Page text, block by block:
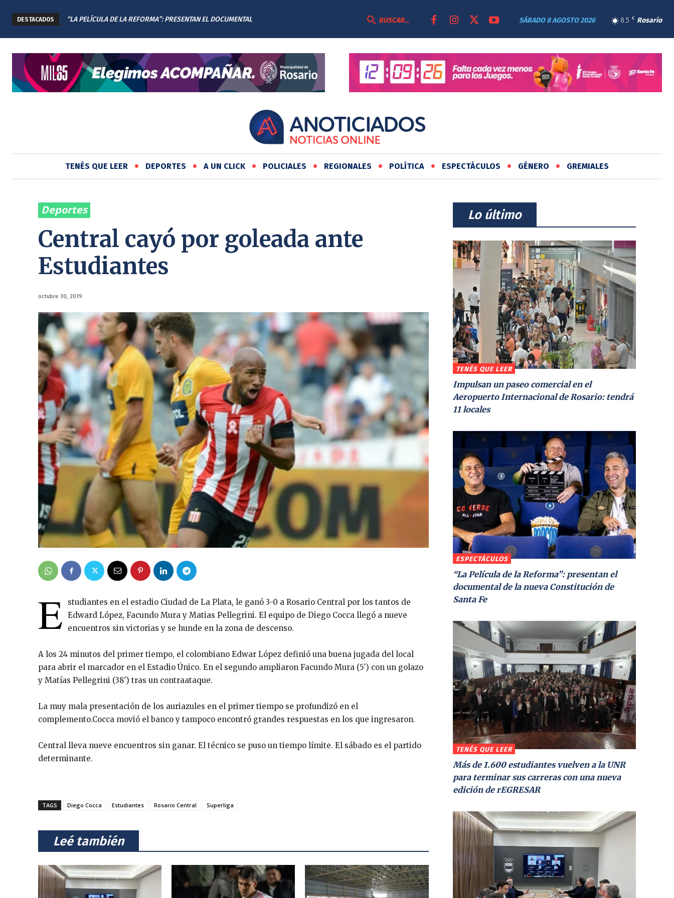
DESTACADOS
“LA PELÍCULA DE LA REFORMA”: PRESENTAN EL DOCUMENTAL
8.5 C Rosario
SÁBADO 8 AGOSTO 2026
BUSCAR...
TENÉS QUE LEER DEPORTES A UN CLICK POLICIALES REGIONALES POLÍTICA ESPECTÁCULOS GÉNERO GREMIALES
Deportes
Central cayó por goleada ante
Estudiantes
octubre 30, 2019
E
studiantes en el estadio Ciudad de La Plata, le ganó 3-0 a Rosario Central por los tantos de
Edward López, Facundo Mura y Matias Pellegrini. El equipo de Diego Cocca llegó a nueve
encuentros sin victorias y se hunde en la zona de descenso.
A los 24 minutos del primer tiempo, el colombiano Edwar López definió una buena jugada del local
para abrir el marcador en el Estadio Único. En el segundo ampliaron Facundo Mura (5′) con un golazo
y Matías Pellegrini (38′) tras un contraataque.
La muy mala presentación de los auriazules en el primer tiempo se profundizó en el
complemento.Cocca movió el banco y tampoco encontró grandes respuestas en los que ingresaron.
Central lleva nueve encuentros sin ganar. El técnico se puso un tiempo límite. El sábado es el partido
determinante.
TAGS Diego Cocca Estudiantes Rosario Central Superliga
⠀Leé también⠀
⠀Lo último⠀
TENÉS QUE LEER
Impulsan un paseo comercial en el
Aeropuerto Internacional de Rosario: tendrá
11 locales
ESPECTÁCULOS
“La Película de la Reforma”: presentan el
documental de la nueva Constitución de
Santa Fe
TENÉS QUE LEER
Más de 1.600 estudiantes vuelven a la UNR
para terminar sus carreras con una nueva
edición de rEGRESAR